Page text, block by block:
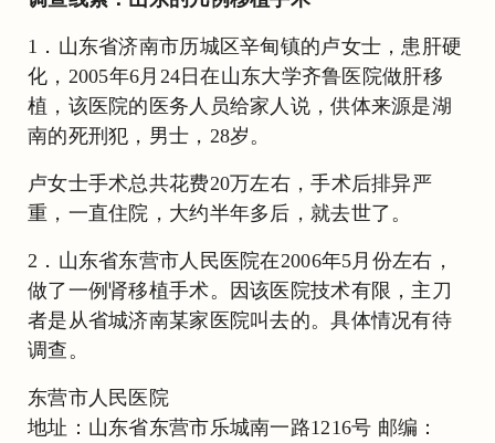
1．山东省济南市历城区辛甸镇的卢女士，患肝硬
化，2005年6月24日在山东大学齐鲁医院做肝移
植，该医院的医务人员给家人说，供体来源是湖
南的死刑犯，男士，28岁。
卢女士手术总共花费20万左右，手术后排异严
重，一直住院，大约半年多后，就去世了。
2．山东省东营市人民医院在2006年5月份左右，
做了一例肾移植手术。因该医院技术有限，主刀
者是从省城济南某家医院叫去的。具体情况有待
调查。
东营市人民医院
地址：山东省东营市乐城南一路1216号 邮编：